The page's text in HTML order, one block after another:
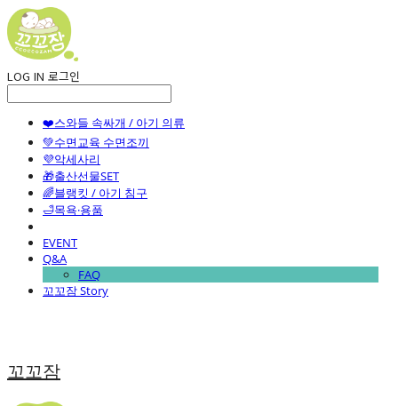
LOG IN 로그인
❤️스와들 속싸개 / 아기 의류
💚수면교육 수면조끼
💜악세사리
🎁출산선물SET
🌈블랭킷 / 아기 침구
🛁목욕·용품
EVENT
Q&A
FAQ
꼬꼬잠 Story
꼬꼬잠